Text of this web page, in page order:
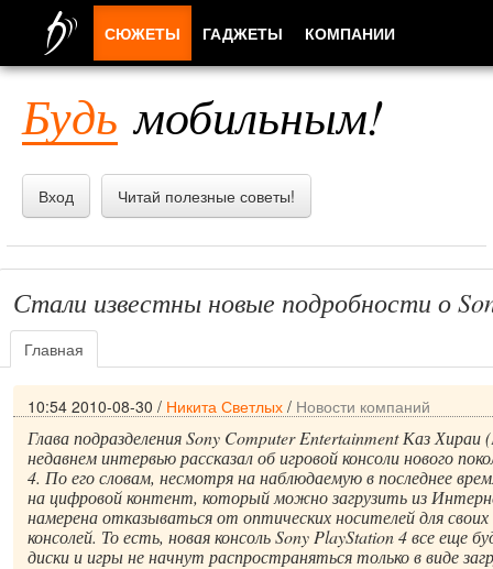
Будь мобильным!
Вход Читай полезные советы!
Стали известны новые подробности о
Главная
10:54 2010-08-30 / Никита Светлых / Новости компаний
Глава подразделения Sony Computer Entertainment Каз Хираи
недавнем интервью рассказал об игровой консоли нового
4. По его словам, несмотря на наблюдаемую в последнее
на цифровой контент, который можно загрузить из
намерена отказываться от оптических носителей для
консолей. То есть, новая консоль Sony PlayStation 4 все еще
диски и игры не начнут распространяться только в виде
СЮЖЕТЫ ГАДЖЕТЫ КОМПАНИИ
ПРИЛОЖЕНИЯ